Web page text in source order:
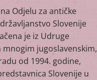
Odjelu za antičke
Slovenije
je iz Udruge
mnogim jugoslavenskim,
od 1994. godine,
Slovenije u